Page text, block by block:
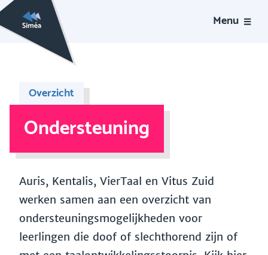
Menu
Overzicht
Ondersteuning
Auris, Kentalis, VierTaal en Vitus Zuid
werken samen aan een overzicht van
ondersteuningsmogelijkheden voor
leerlingen die doof of slechthorend zijn of